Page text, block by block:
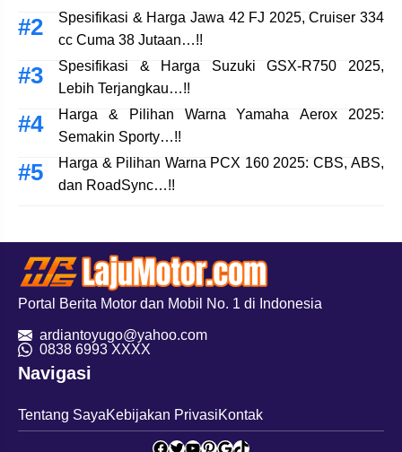
Spesifikasi & Harga Jawa 42 FJ 2025, Cruiser 334
cc Cuma 38 Jutaan…!!
Spesifikasi & Harga Suzuki GSX-R750 2025,
Lebih Terjangkau…!!
Harga & Pilihan Warna Yamaha Aerox 2025:
Semakin Sporty…!!
Harga & Pilihan Warna PCX 160 2025: CBS, ABS,
dan RoadSync…!!
Portal Berita Motor dan Mobil No. 1 di Indonesia
ardiantoyugo@yahoo.com
0838 6993 XXXX
Navigasi
Tentang SayaKebijakan PrivasiKontak
Facebook
Twitter
YouTube
Pinterest
Google
TikTok